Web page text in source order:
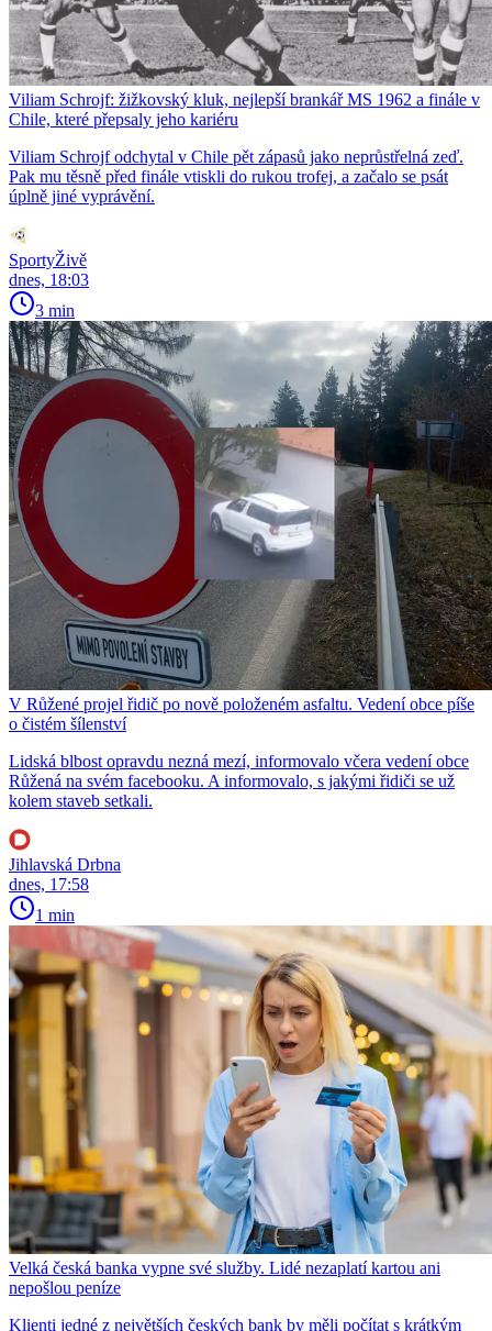
Viliam Schrojf: žižkovský kluk, nejlepší brankář MS 1962 a finále v
Chile, které přepsaly jeho kariéru
Viliam Schrojf odchytal v Chile pět zápasů jako neprůstřelná zeď.
Pak mu těsně před finále vtiskli do rukou trofej, a začalo se psát
úplně jiné vyprávění.
SportyŽivě
dnes, 18:03
3 min
V Růžené projel řidič po nově položeném asfaltu. Vedení obce píše
o čistém šílenství
Lidská blbost opravdu nezná mezí, informovalo včera vedení obce
Růžená na svém facebooku. A informovalo, s jakými řidiči se už
kolem staveb setkali.
Jihlavská Drbna
dnes, 17:58
1 min
Velká česká banka vypne své služby. Lidé nezaplatí kartou ani
nepošlou peníze
Klienti jedné z největších českých bank by měli počítat s krátkým